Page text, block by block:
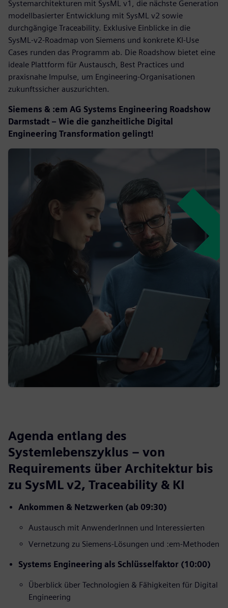
Systemarchitekturen mit SysML v1, die nächste Generation
modellbasierter Entwicklung mit SysML v2 sowie
durchgängige Traceability. Exklusive Einblicke in die
SysML‑v2‑Roadmap von Siemens und konkrete KI‑Use
Cases runden das Programm ab. Die Roadshow bietet eine
ideale Plattform für Austausch, Best Practices und
praxisnahe Impulse, um Engineering‑Organisationen
zukunftssicher auszurichten.
Siemens & :em AG Systems Engineering Roadshow
Darmstadt – Wie die ganzheitliche Digital
Engineering Transformation gelingt!
Agenda entlang des
Systemlebenszyklus – von
Requirements über Architektur bis
zu SysML v2, Traceability & KI
Ankommen & Netzwerken (ab 09:30)
Austausch mit AnwenderInnen und Interessierten
Vernetzung zu Siemens‑Lösungen und :em‑Methoden
Systems Engineering als Schlüsselfaktor (10:00)
Überblick über Technologien & Fähigkeiten für Digital
Engineering